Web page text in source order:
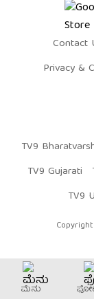
Contact
Privacy &
TV9
TV9 Gujarati
TV9
ಮೆನು